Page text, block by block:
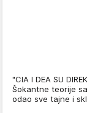
"CIA I DEA SU
Šokantne teorije
odao sve tajne i